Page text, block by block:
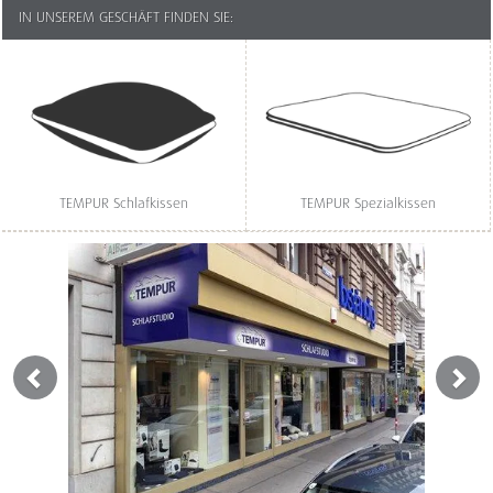
IN UNSEREM GESCHÄFT FINDEN SIE:
TEMPUR Schlafkissen TEMPUR Spezialkissen